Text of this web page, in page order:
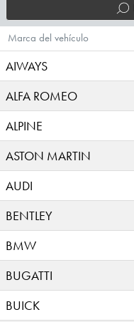
Marca del vehículo
AIWAYS
ALFA ROMEO
ALPINE
ASTON MARTIN
AUDI
BENTLEY
BMW
BUGATTI
BUICK